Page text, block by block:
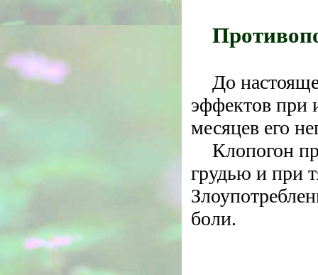
До
эффектов при
месяцев его
Клопогон
грудью и при
боли.